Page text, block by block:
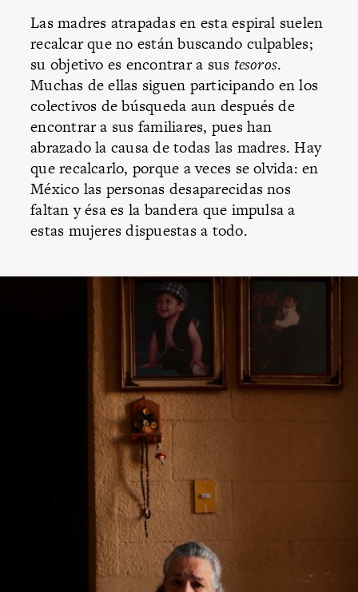
Las madres atrapadas en esta espiral suelen
recalcar que no están buscando culpables;
su objetivo es encontrar a sus tesoros.
Muchas de ellas siguen participando en los
colectivos de búsqueda aun después de
encontrar a sus familiares, pues han
abrazado la causa de todas las madres. Hay
que recalcarlo, porque a veces se olvida: en
México las personas desaparecidas nos
faltan y ésa es la bandera que impulsa a
estas mujeres dispuestas a todo.